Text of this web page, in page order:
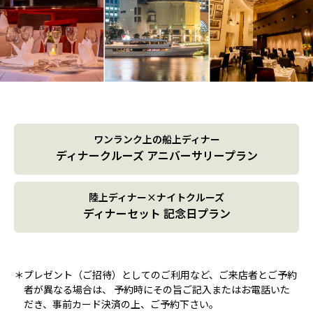
ワンランク上の船上ディナー
ディナークルーズ アニバーサリープラン
陸上ディナー×ナイトクルーズ
ディナーセット 記念日プラン
＊プレゼント（ご招待）としてのご利用など、ご来店者とご予約
者が異なる場合は、
予約時にその旨ご記入またはお電話いた
だき、事前カード決済の上、ご予約下さい。